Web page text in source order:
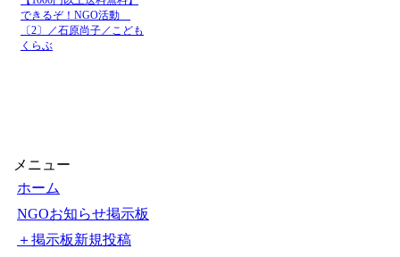
できるぞ！NGO活動
〔2〕／石原尚子／こども
くらぶ
メニュー
ホーム
NGOお知らせ掲示板
＋掲示板新規投稿